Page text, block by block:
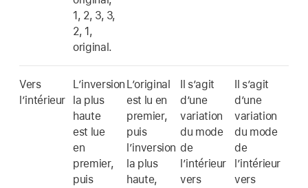
1, 2, 3, 3,
2, 1,
original.
Vers
l’intérieur
L’inversion
la plus
haute
est lue
en
premier,
puis
L’original
est lu en
premier,
puis
l’inversion
la plus
haute,
Il s’agit
d’une
variation
du mode
de
l’intérieur
vers
Il s’agit
d’une
variation
du mode
de
l’intérieur
vers